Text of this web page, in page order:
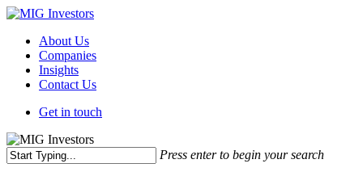
Skip
main
content
Menu
About Us
Companies
Insights
Contact Us
Get in touch
Press enter to begin your search